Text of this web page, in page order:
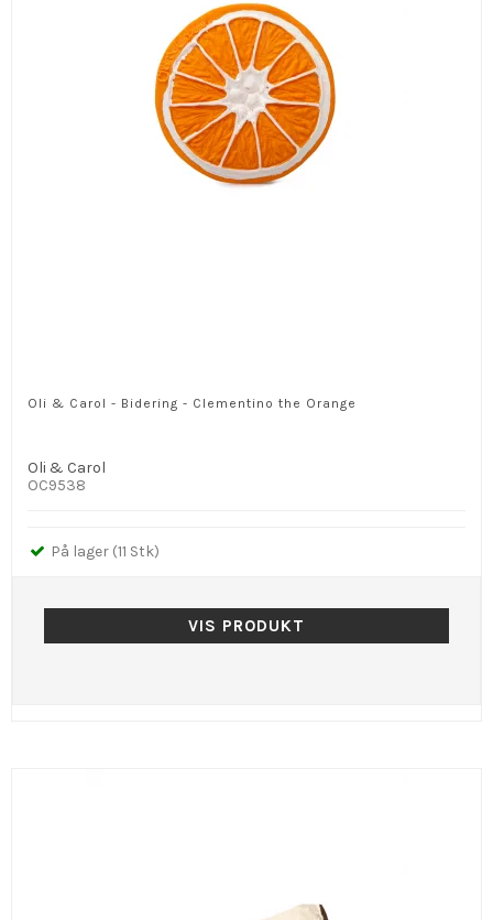
Oli & Carol - Bidering - Clementino the Orange
Oli & Carol
OC9538
På lager (11 Stk)
VIS PRODUKT